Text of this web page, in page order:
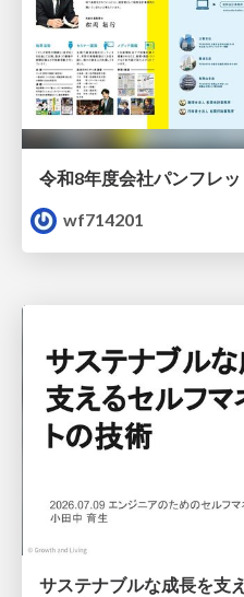
令和8年度会社パンフレッ
wf714201